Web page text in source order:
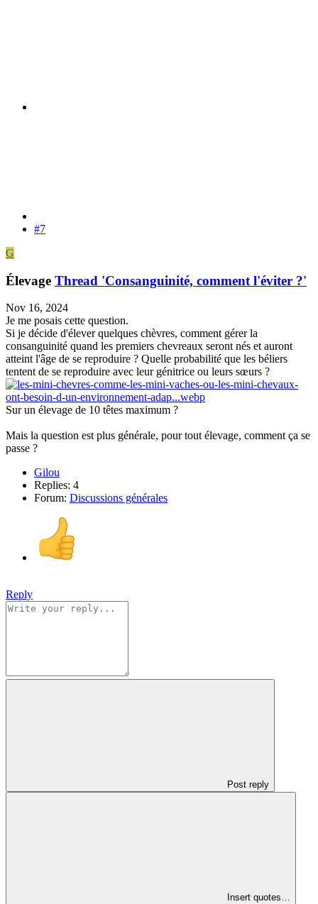
#7
G
Élevage Thread 'Consanguinité, comment l'éviter ?'
Nov 16, 2024
Je me posais cette question.
Si je décide d'élever quelques chèvres, comment gérer la
consanguinité quand les premiers chevreaux seront nés et auront
atteint l'âge de se reproduire ? Quelle probabilité que les béliers
tentent de se reproduire avec leur génitrice ou leurs sœurs ?
Sur un élevage de 10 têtes maximum ?
Mais la question est plus générale, pour tout élevage, comment ça se
passe ?
Gilou
Replies: 4
Forum: Discussions générales
Reply
Post reply
Insert quotes…